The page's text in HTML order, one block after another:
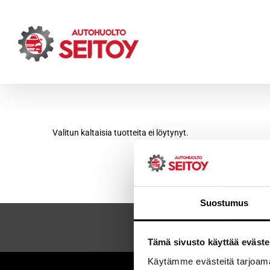
Suostumus
Tämä sivusto käyttää
Käytämme evästeitä
content
Valitun kaltaisia tuotteita ei löytynyt.